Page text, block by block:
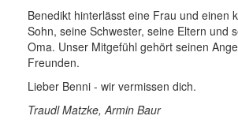
Benedikt hinterlässt eine Frau und einen
Sohn, seine Schwester, seine Eltern und
Oma. Unser Mitgefühl gehört seinen
Freunden.
Lieber Benni - wir vermissen dich.
Traudl Matzke, Armin Baur